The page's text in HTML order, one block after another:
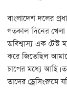
বাংলাদেশ দলের
গতকাল দিনের
অবিশ্বাস্য এক টেস্ট
করে জিতেছিল
চাপের মধ্যে আছি।
তাদের ড্রেসিংরুমে